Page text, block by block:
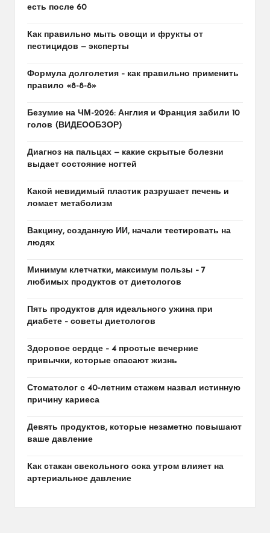
есть после 60
Как правильно мыть овощи и фрукты от
пестицидов — эксперты
Формула долголетия – как правильно применить
правило «8-8-8»
Безумие на ЧМ-2026: Англия и Франция забили 10
голов (ВИДЕООБЗОР)
Диагноз на пальцах — какие скрытые болезни
выдает состояние ногтей
Какой невидимый пластик разрушает печень и
ломает метаболизм
Вакцину, созданную ИИ, начали тестировать на
людях
Минимум клетчатки, максимум пользы – 7
любимых продуктов от диетологов
Пять продуктов для идеального ужина при
диабете – советы диетологов
Здоровое сердце – 4 простые вечерние
привычки, которые спасают жизнь
Стоматолог с 40-летним стажем назвал истинную
причину кариеса
Девять продуктов, которые незаметно повышают
ваше давление
Как стакан свекольного сока утром влияет на
артериальное давление